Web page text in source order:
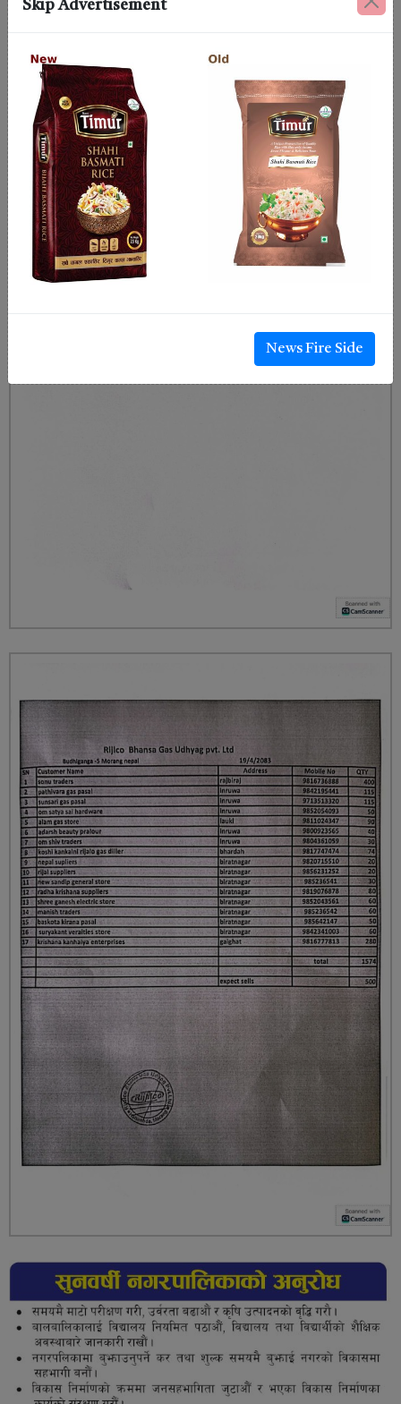
Skip Advertisement
News Fire Side